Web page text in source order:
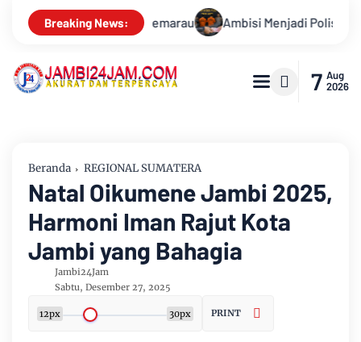
Breaking News:
Polisi Dimanfaatkan Oknum, Dua Anggota Polda Jambi
7 Aug
2026
Beranda REGIONAL SUMATERA
Natal Oikumene Jambi 2025,
Harmoni Iman Rajut Kota
Jambi yang Bahagia
Jambi24Jam
Sabtu, Desember 27, 2025
12px 30px PRINT